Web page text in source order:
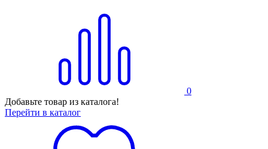
0
Добавьте товар из каталога!
Перейти в каталог